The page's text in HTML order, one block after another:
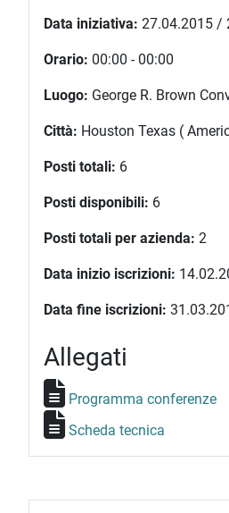
Data iniziativa: 27.04.2015 /
Orario: 00:00 - 00:00
Luogo: George R. Brown
Città: Houston Texas (
Posti totali: 6
Posti disponibili: 6
Posti totali per azienda: 2
Data inizio iscrizioni:
Data fine iscrizioni:
Allegati
Programma conferenze
Scheda tecnica